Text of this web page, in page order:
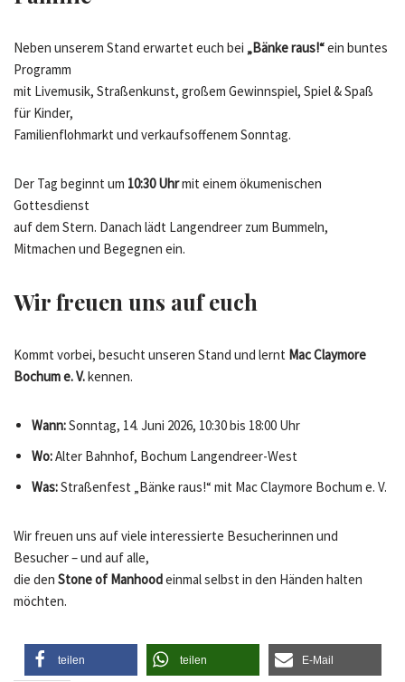
Neben unserem Stand erwartet euch bei „Bänke raus!“ein buntes
Programm
mit Livemusik, Straßenkunst, großem Gewinnspiel, Spiel & Spaß
für Kinder,
Familienflohmarkt und verkaufsoffenem Sonntag.
Der Tag beginnt um 10:30 Uhrmit einem ökumenischen
Gottesdienst
auf dem Stern. Danach lädt Langendreer zum Bummeln,
Mitmachen und Begegnen ein.
Wir freuen uns auf euch
Kommt vorbei, besucht unseren Stand und lernt Mac Claymore
Bochum e. V.kennen.
Wann:Sonntag, 14. Juni 2026, 10:30 bis 18:00 Uhr
Wo:Alter Bahnhof, Bochum Langendreer-West
Was:Straßenfest „Bänke raus!“ mit Mac Claymore Bochum e. V.
Wir freuen uns auf viele interessierte Besucherinnen und
Besucher – und auf alle,
die den Stone of Manhoodeinmal selbst in den Händen halten
möchten.
teilen teilen E-Mail